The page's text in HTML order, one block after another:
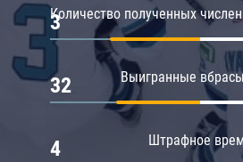
Количество полученных
3
Выигранные
32
Штрафное
4